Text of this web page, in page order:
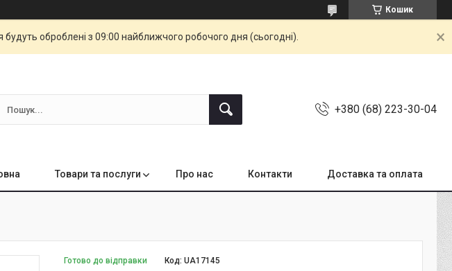
Кошик
оброблені з 09:00 найближчого робочого дня (сьогодні).
+380 (68) 223-30-04
Товари та послуги Про нас Контакти Доставка та оплата
Готово до відправки Код:UA17145